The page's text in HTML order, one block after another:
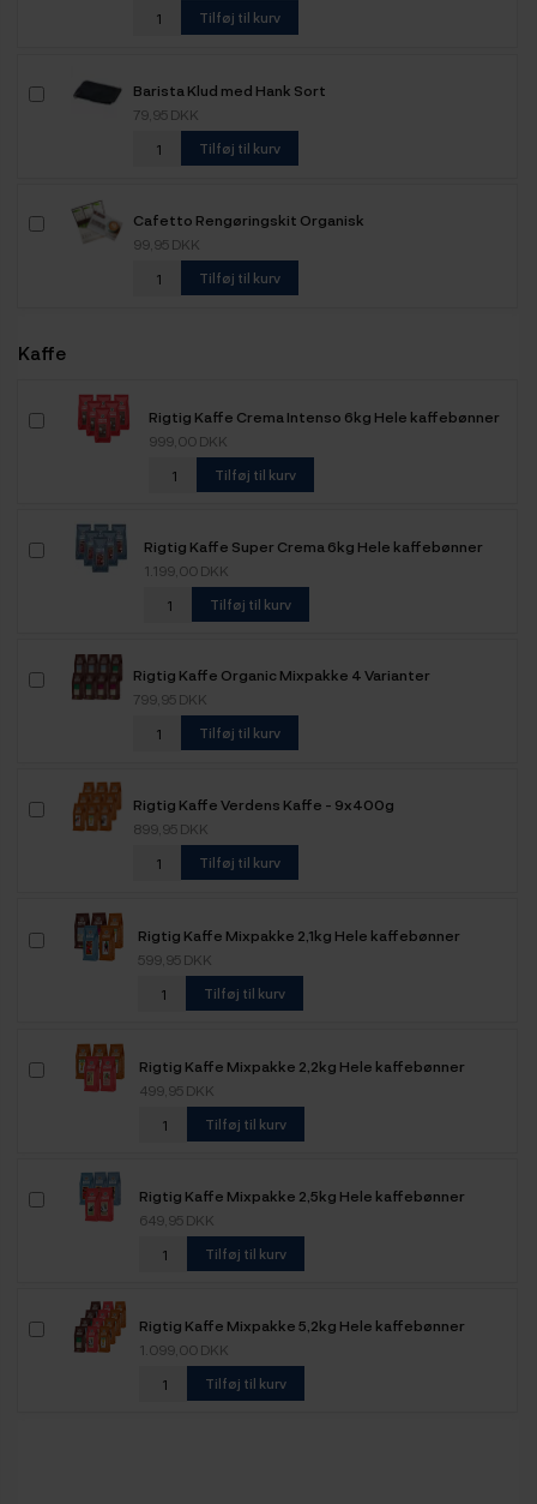
Tilføj til kurv
Barista Klud med Hank Sort
79,95 DKK
Tilføj til kurv
Cafetto Rengøringskit Organisk
99,95 DKK
Tilføj til kurv
Kaffe
Rigtig Kaffe Crema Intenso 6kg Hele kaffebønner
999,00 DKK
Tilføj til kurv
Rigtig Kaffe Super Crema 6kg Hele kaffebønner
1.199,00 DKK
Tilføj til kurv
Rigtig Kaffe Organic Mixpakke 4 Varianter
799,95 DKK
Tilføj til kurv
Rigtig Kaffe Verdens Kaffe - 9x400g
899,95 DKK
Tilføj til kurv
Rigtig Kaffe Mixpakke 2,1kg Hele kaffebønner
599,95 DKK
Tilføj til kurv
Rigtig Kaffe Mixpakke 2,2kg Hele kaffebønner
499,95 DKK
Tilføj til kurv
Rigtig Kaffe Mixpakke 2,5kg Hele kaffebønner
649,95 DKK
Tilføj til kurv
Rigtig Kaffe Mixpakke 5,2kg Hele kaffebønner
1.099,00 DKK
Tilføj til kurv